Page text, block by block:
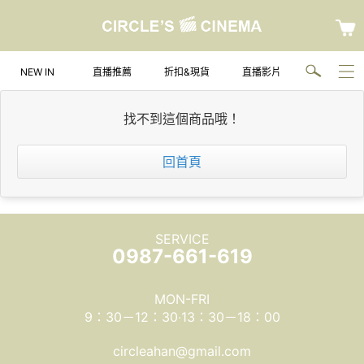
NEW IN 直播推薦 折扣&現貨 直播影片
找不到這個商品哦！
回首頁
SERVICE
0987-661-619
MON-FRI
9：30－12：30‧13：30－18：00
circleahan@gmail.com